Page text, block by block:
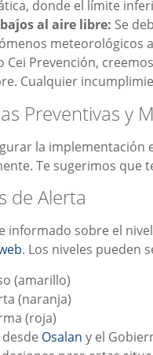
donde el límite
al aire libre: Se
meteorológicos
Cei Prevención,
Cualquier
Preventivas y
la implementación
Te sugerimos que
de Alerta
informado sobre el
. Los niveles pueden
(amarillo)
(naranja)
(roja)
Osalan y el